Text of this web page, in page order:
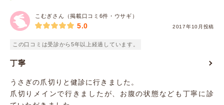
こむぎさん（掲載口コミ6件・ウサギ）
2017年10月投稿
5.0
この口コミは受診から5年以上経過しています。
丁寧
うさぎの爪切りと健診に行きました。
爪切りメインで行きましたが、お腹の状態なども丁寧に診